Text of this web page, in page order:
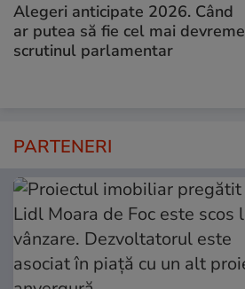
Alegeri anticipate 2026. Când
ar putea să fie cel mai devreme
scrutinul parlamentar
PARTENERI